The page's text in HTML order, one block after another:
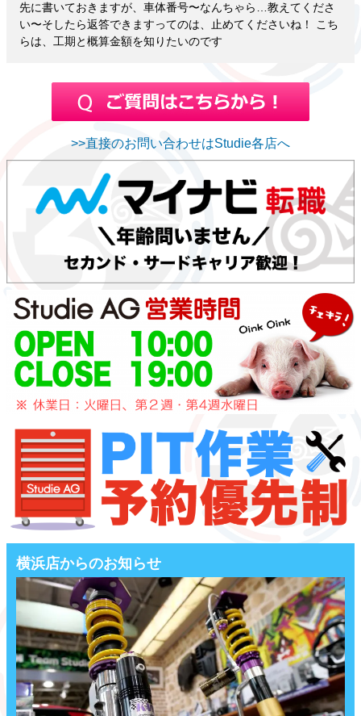
先に書いておきますが、車体番号〜なんちゃら…教えてくださ
い〜そしたら返答できますってのは、止めてくださいね！ こち
らは、工期と概算金額を知りたいのです
>>直接のお問い合わせはStudie各店へ
横浜店からのお知らせ